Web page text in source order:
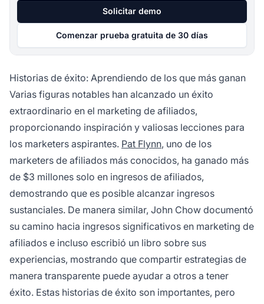
Solicitar demo
Comenzar prueba gratuita de 30 días
Historias de éxito: Aprendiendo de los que más ganan
Varias figuras notables han alcanzado un éxito
extraordinario en el marketing de afiliados,
proporcionando inspiración y valiosas lecciones para
los marketers aspirantes. Pat Flynn, uno de los
marketers de afiliados más conocidos, ha ganado más
de $3 millones solo en ingresos de afiliados,
demostrando que es posible alcanzar ingresos
sustanciales. De manera similar, John Chow documentó
su camino hacia ingresos significativos en marketing de
afiliados e incluso escribió un libro sobre sus
experiencias, mostrando que compartir estrategias de
manera transparente puede ayudar a otros a tener
éxito. Estas historias de éxito son importantes, pero